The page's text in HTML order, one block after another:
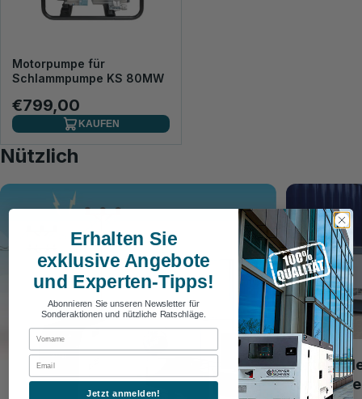
Motorpumpe für
Schlammpumpe KS 80MW
€799,00
KAUFEN
Nützlich
Artikel
Vorteile
von
Erhalten Sie
exklusive Angebote
und Experten-Tipps!
Abonnieren Sie unseren Newsletter für
Sonderaktionen und nützliche Ratschläge.
First Name
Email
Jetzt anmelden!